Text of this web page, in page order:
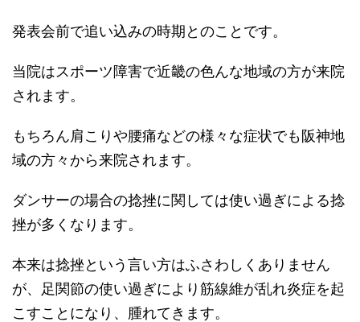
発表会前で追い込みの時期とのことです。
当院はスポーツ障害で近畿の色んな地域の方が来院
されます。
もちろん肩こりや腰痛などの様々な症状でも阪神地
域の方々から来院されます。
ダンサーの場合の捻挫に関しては使い過ぎによる捻
挫が多くなります。
本来は捻挫という言い方はふさわしくありません
が、足関節の使い過ぎにより筋線維が乱れ炎症を起
こすことになり、腫れてきます。